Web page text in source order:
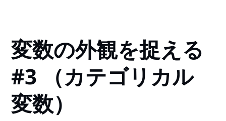
変数の外観を捉える
#3 （カテゴリカル
変数）